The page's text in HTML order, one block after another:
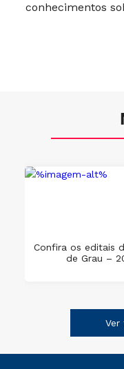
conhecimentos
Confira os editais
de Grau –
Ver